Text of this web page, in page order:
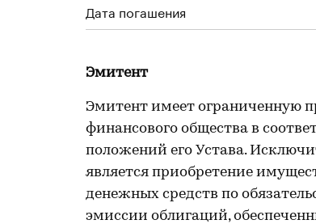
Дата погашения
Эмитент
Эмитент имеет ограниченную
финансового общества в
положений его Устава.
является приобретение
денежных средств по
эмиссии облигаций,